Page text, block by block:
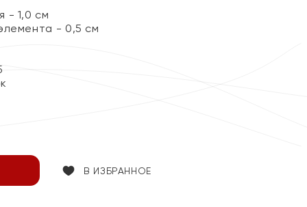
- 1,0 см
- 0,5 см
В ИЗБРАННОЕ